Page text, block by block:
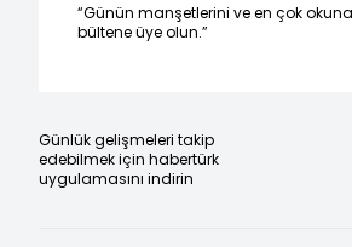
“Günün manşetlerini ve en çok
bültene üye olun.”
Günlük gelişmeleri takip
edebilmek için habertürk
uygulamasını indirin